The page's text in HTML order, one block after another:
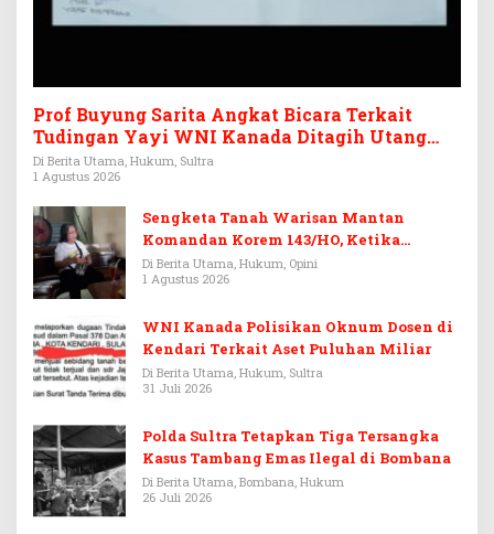
Prof Buyung Sarita Angkat Bicara Terkait
Tudingan Yayi WNI Kanada Ditagih Utang
Rp3,6 Miliar
Di Berita Utama, Hukum, Sultra
1 Agustus 2026
Sengketa Tanah Warisan Mantan
Komandan Korem 143/HO, Ketika
Warisan Menjadi Arena Pemerasan
Di Berita Utama, Hukum, Opini
1 Agustus 2026
WNI Kanada Polisikan Oknum Dosen di
Kendari Terkait Aset Puluhan Miliar
Di Berita Utama, Hukum, Sultra
31 Juli 2026
Polda Sultra Tetapkan Tiga Tersangka
Kasus Tambang Emas Ilegal di Bombana
Di Berita Utama, Bombana, Hukum
26 Juli 2026